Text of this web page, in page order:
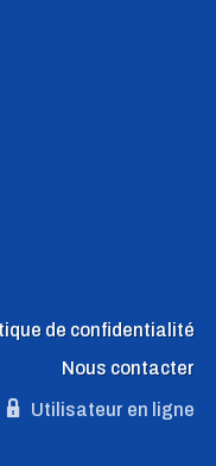
de confidentialité
Nous contacter
Utilisateur en ligne